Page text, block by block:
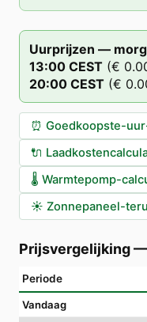
Uurprijzen —
13:00 CEST (€
20:00 CEST (€
⏰ Goedkoopste-
🔌
🌡️ Warmtepomp-
☀️ Zonnepaneel-
Prijsvergelijking—
Periode
Vandaag